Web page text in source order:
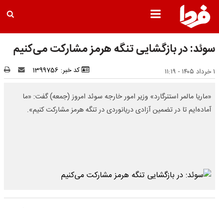
سوئد: در بازگشایی تنگه هرمز مشارکت می‌کنیم
۱ خرداد ۱۴۰۵ - ۱۱:۱۹ کد خبر: 1399756
«ماریا مالمر استنرگارد» وزیر امور خارجه سوئد امروز (جمعه) گفت: «ما
آماده‌ایم تا در تضمین آزادی دریانوردی در تنگه هرمز مشارکت کنیم».